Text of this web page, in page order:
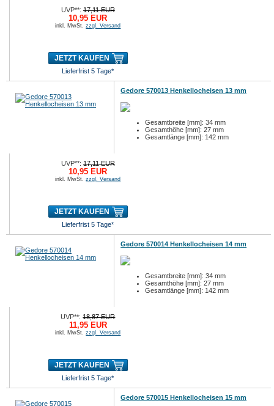
UVP**:17,11 EUR
10,95 EUR
inkl. MwSt.zzgl. Versand
JETZT KAUFEN
Lieferfrist 5 Tage*
Gedore 570013 Henkellocheisen 13 mm
Gesamtbreite [mm]: 34 mm
Gesamthöhe [mm]: 27 mm
Gesamtlänge [mm]: 142 mm
UVP**:17,11 EUR
10,95 EUR
inkl. MwSt.zzgl. Versand
JETZT KAUFEN
Lieferfrist 5 Tage*
Gedore 570014 Henkellocheisen 14 mm
Gesamtbreite [mm]: 34 mm
Gesamthöhe [mm]: 27 mm
Gesamtlänge [mm]: 142 mm
UVP**:18,87 EUR
11,95 EUR
inkl. MwSt.zzgl. Versand
JETZT KAUFEN
Lieferfrist 5 Tage*
Gedore 570015 Henkellocheisen 15 mm